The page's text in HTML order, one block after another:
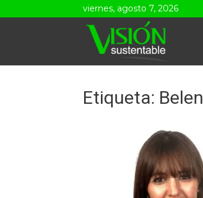
viernes, agosto 7, 2026
Etiqueta: